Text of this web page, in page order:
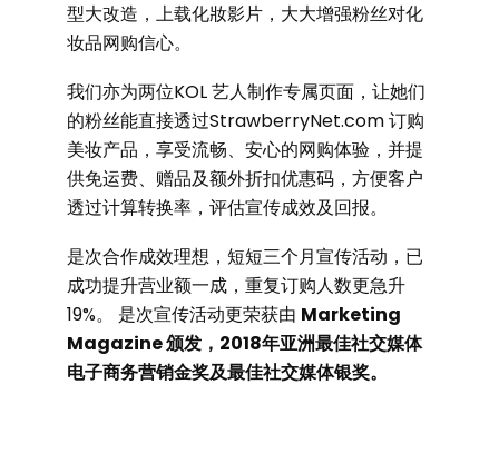
型大改造，上载化妝影片，大大增强粉丝对化
妆品网购信心。
我们亦为两位KOL 艺人制作专属页面，让她们
的粉丝能直接透过StrawberryNet.com 订购
美妆产品，享受流畅、安心的网购体验，并提
供免运费、赠品及额外折扣优惠码，方便客户
透过计算转换率，评估宣传成效及回报。
是次合作成效理想，短短三个月宣传活动，已
成功提升营业额一成，重复订购人数更急升
19%。 是次宣传活动更荣获由 Marketing
Magazine 颁发，2018年亚洲最佳社交媒体
电子商务营销金奖及最佳社交媒体银奖。